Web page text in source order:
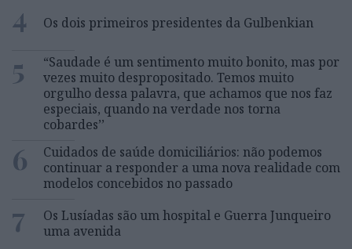
4 Os dois primeiros presidentes da Gulbenkian
5
“Saudade é um sentimento muito bonito, mas por
vezes muito despropositado. Temos muito
orgulho dessa palavra, que achamos que nos faz
especiais, quando na verdade nos torna
cobardes’’
6
Cuidados de saúde domiciliários: não podemos
continuar a responder a uma nova realidade com
modelos concebidos no passado
7
Os Lusíadas são um hospital e Guerra Junqueiro
uma avenida